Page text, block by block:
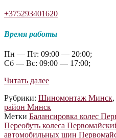
+375293401620
Время работы
Пн — Пт: 09:00 — 20:00;
Сб — Вс: 09:00 — 17:00;
Читать далееШиномонтаж
Мухо
И.О.
Рубрики: Шиномонтаж Минск,
район Минск
Метки Балансировка колес
Переобуть колеса
автомобильных шин